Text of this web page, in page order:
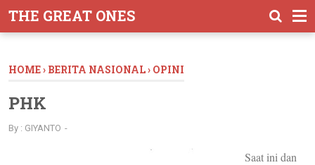
THE GREAT ONES
HOME› BERITA NASIONAL› OPINI
PHK
By : GIYANTO
Saat ini dan